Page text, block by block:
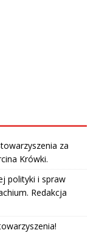
za
Krówki.
polityki i spraw
Redakcja